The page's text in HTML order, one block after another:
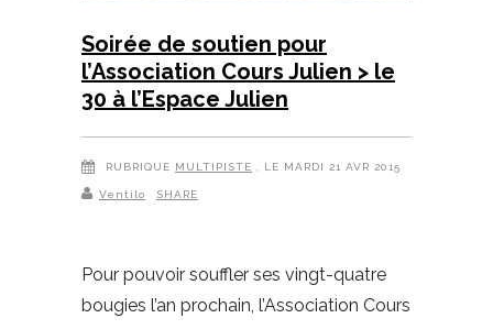
Soirée de soutien pour
l’Association Cours Julien > le
30 à l’Espace Julien
RUBRIQUE MULTIPISTE , LE MARDI 21 AVR 2015
Ventilo SHARE
Pour pouvoir souffler ses vingt-quatre
bougies l’an prochain, l’Association Cours